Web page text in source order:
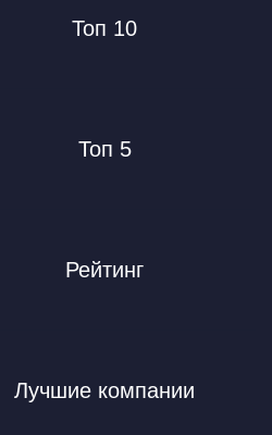
Топ 10
Топ 5
Рейтинг
Лучшие компании